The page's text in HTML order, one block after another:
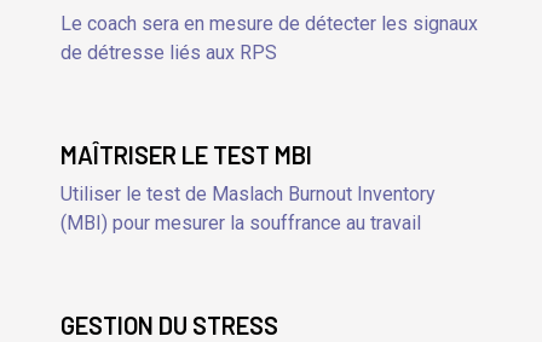
Le coach sera en mesure de détecter les signaux
de détresse liés aux RPS
MAÎTRISER LE TEST MBI
Utiliser le test de Maslach Burnout Inventory
(MBI) pour mesurer la souffrance au travail
GESTION DU STRESS